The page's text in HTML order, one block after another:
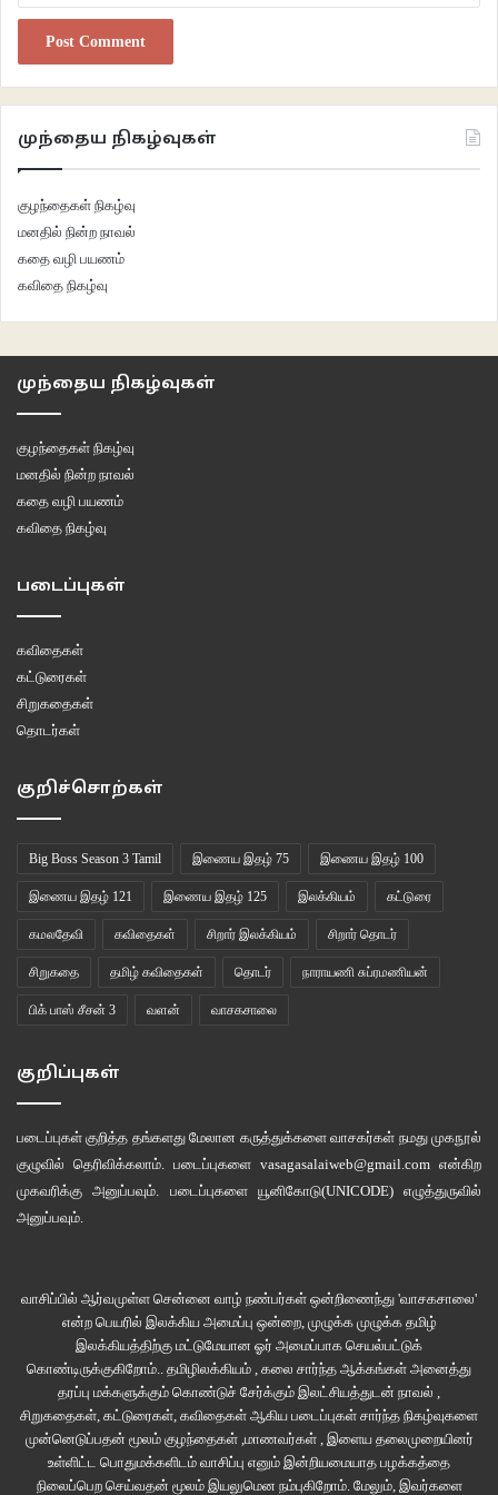
முந்தைய நிகழ்வுகள்
குழந்தைகள் நிகழ்வு
மனதில் நின்ற நாவல்
கதை வழி பயணம்
கவிதை நிகழ்வு
முந்தைய நிகழ்வுகள்
குழந்தைகள் நிகழ்வு
மனதில் நின்ற நாவல்
கதை வழி பயணம்
கவிதை நிகழ்வு
படைப்புகள்
கவிதைகள்
கட்டுரைகள்
சிறுகதைகள்
தொடர்கள்
குறிச்சொற்கள்
Big Boss Season 3 Tamil இணைய இதழ் 75 இணைய இதழ் 100
இணைய இதழ் 121 இணைய இதழ் 125 இலக்கியம் கட்டுரை
கமலதேவி கவிதைகள் சிறார் இலக்கியம் சிறார் தொடர்
சிறுகதை தமிழ் கவிதைகள் தொடர் நாராயணி சுப்ரமணியன்
பிக் பாஸ் சீசன் 3 வளன் வாசகசாலை
குறிப்புகள்
படைப்புகள் குறித்த தங்களது மேலான கருத்துக்களை வாசகர்கள் நமது முகநூல்
குழுவில் தெரிவிக்கலாம். படைப்புகளை vasagasalaiweb@gmail.com என்கிற
முகவரிக்கு அனுப்பவும். படைப்புகளை யூனிகோடு(UNICODE)எழுத்துருவில்
அனுப்பவும்.
வாசிப்பில் ஆர்வமுள்ள சென்னை வாழ் நண்பர்கள் ஒன்றிணைந்து 'வாசகசாலை'
என்ற பெயரில் இலக்கிய அமைப்பு ஒன்றை, முழுக்க முழுக்க தமிழ்
இலக்கியத்திற்கு மட்டுமேயான ஓர் அமைப்பாக செயல்பட்டுக்
கொண்டிருக்குகிறோம்.. தமிழிலக்கியம் , கலை சார்ந்த ஆக்கங்கள் அனைத்து
தரப்பு மக்களுக்கும் கொண்டுச் சேர்க்கும் இலட்சியத்துடன் நாவல் ,
சிறுகதைகள், கட்டுரைகள், கவிதைகள் ஆகிய படைப்புகள் சார்ந்த நிகழ்வுகளை
முன்னெடுப்பதன் மூலம் குழந்தைகள் ,மாணவர்கள் , இளைய தலைமுறையினர்
உள்ளிட்ட பொதுமக்களிடம் வாசிப்பு எனும் இன்றியமையாத பழக்கத்தை
நிலைப்பெற செய்வதன் மூலம் இயலுமென நம்புகிறோம். மேலும், இவர்களை